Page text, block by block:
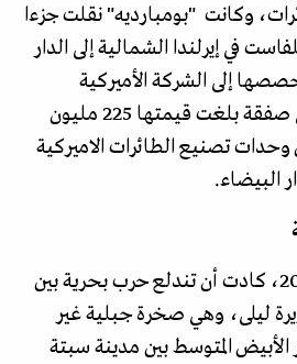
وكانت "بومبارديه" نقلت جزءا
في إيرلندا الشمالية إلى الدار
إلى الشركة الأميركية
"سبيرت إيروسيستم" في صفقة بلغت قيمتها 225 مليون
وحدات تصنيع الطائرات الاميركية
البيضاء.
في مطلع صيف عام 2002، كادت أن تندلع حرب بحرية بين
ليلى، وهي صخرة جبلية غير
المتوسط بين مدينة سبتة